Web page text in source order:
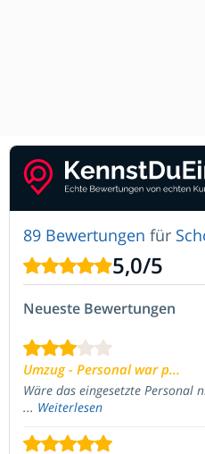
89 Bewertungen für
5,0/5
Neueste Bewertungen
Umzug - Personal war p...
Wäre das eingesetzte Personal
... Weiterlesen